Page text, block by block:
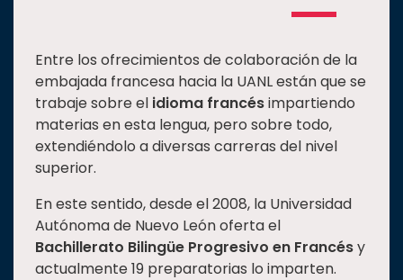
Historia
Universiada
Nacional
Entre los ofrecimientos de colaboración de la
embajada francesa hacia la UANL están que se
trabaje sobre el idioma francésimpartiendo
materias en esta lengua, pero sobre todo,
extendiéndolo a diversas carreras del nivel
superior.
En este sentido, desde el 2008, la Universidad
Autónoma de Nuevo León oferta el
Bachillerato Bilingüe Progresivo en Francésy
actualmente 19 preparatorias lo imparten.